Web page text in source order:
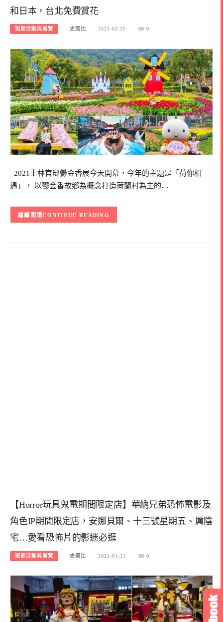
和日本，台北免費賞花
短期活動與展覽 史努比 2021-02-25 0
2021士林官邸鬱金香展今天開幕，今年的主題是「荷你相
遇」， 以鬱金香故鄉為概念打造荷蘭村為主的…
CONTINUE READING
【Horror玩具鬼電期間限定店】華納兄弟恐怖電影及
角色IP期間限定店，安娜貝爾、十三號星期五、厲陰
宅…愛看恐怖片的影迷必逛
短期活動與展覽 史努比 2021-01-31 0